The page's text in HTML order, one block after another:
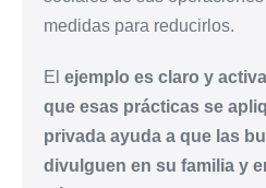
medidas para reducirlos.
El ejemplo es claro y
que esas prácticas se
privada ayuda a que las
divulguen en su familia y